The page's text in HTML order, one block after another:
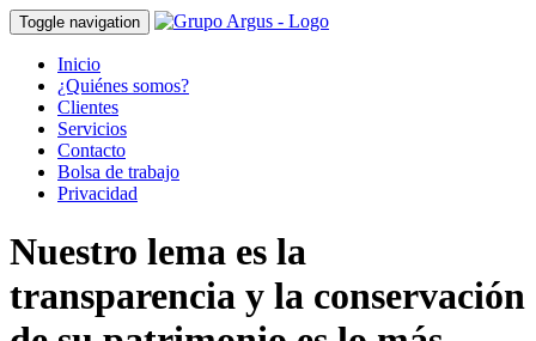
Toggle navigation
Inicio
¿Quiénes somos?
Clientes
Servicios
Contacto
Bolsa de trabajo
Privacidad
Nuestro lema es la
transparencia y la conservación